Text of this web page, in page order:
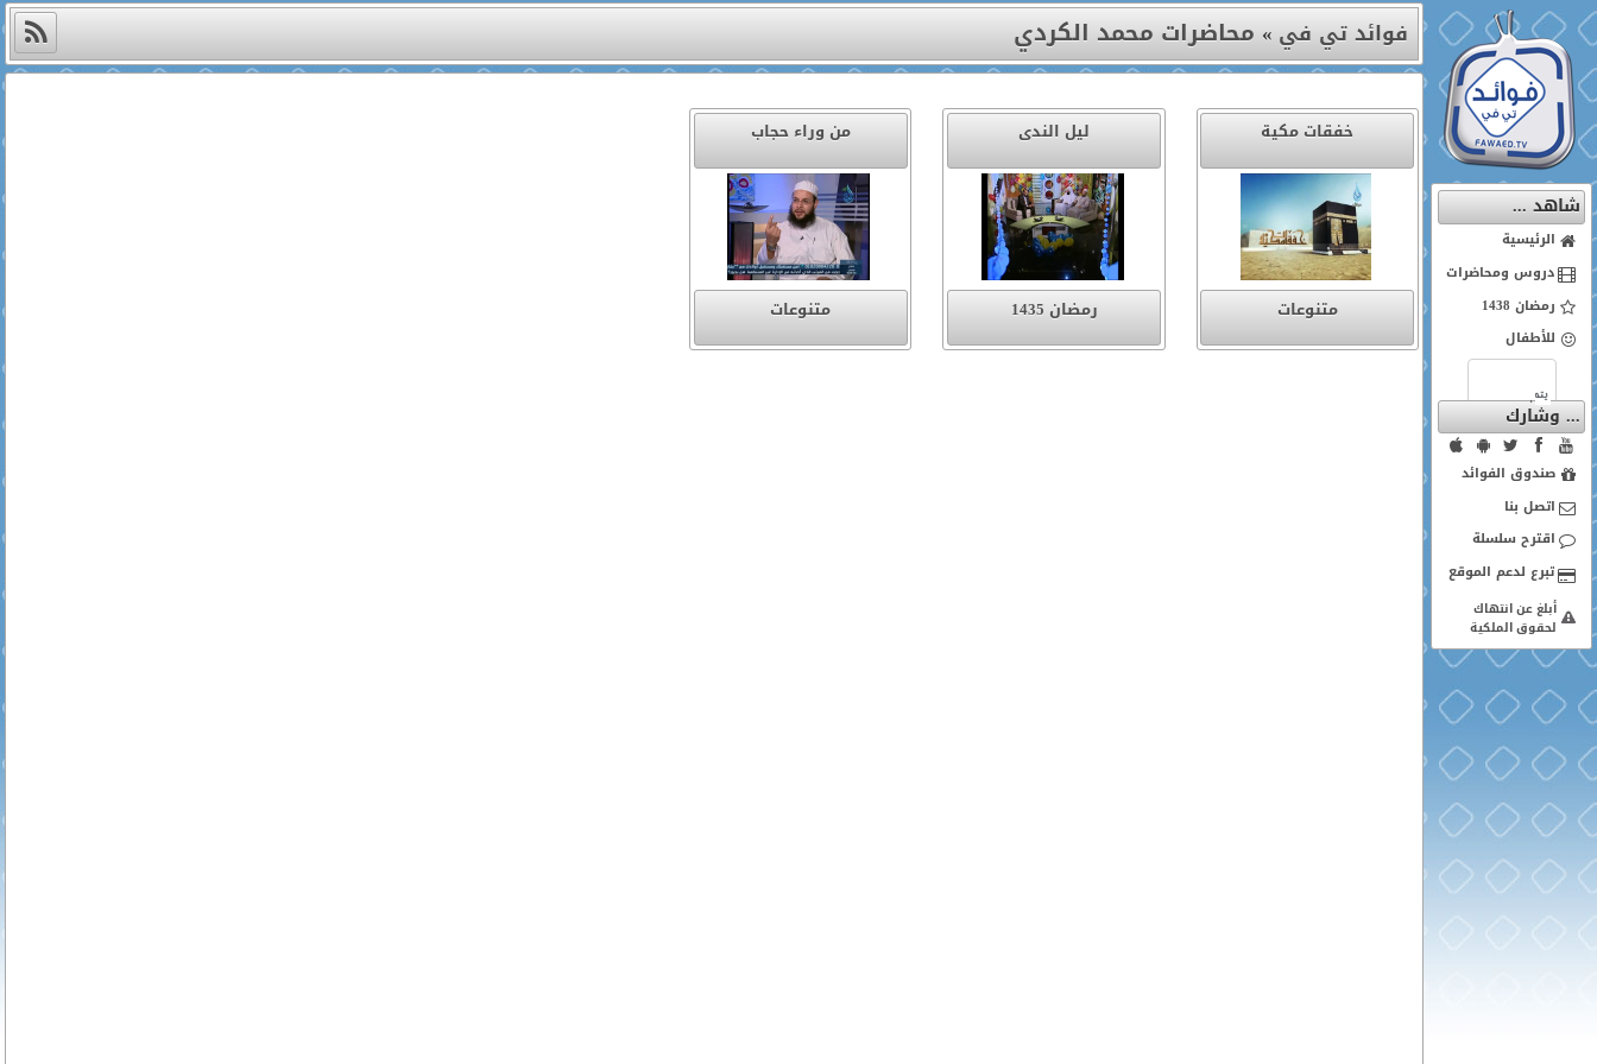
شاهد ...
الرئيسية
دروس ومحاضرات
رمضان 1438
للأطفال
... وشارك
صندوق الفوائد
اتصل بنا
اقترح سلسلة
أبلغ عن انتهاك
لحقوق الملكية
فوائد تي في »محاضرات محمد الكردي
خفقات مكية
متنوعات
ليل الندى
رمضان 1435
من وراء حجاب
متنوعات